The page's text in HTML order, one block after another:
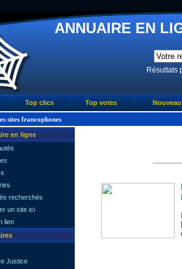
ANNUAIRE EN
Résultats
Top clics Top votes
sites francophones
en ligne
recherchés
un site ici
lien
Justice